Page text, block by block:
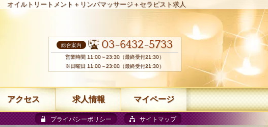
オイルトリートメント＋リンパマッサージ＋セラピスト求人
プライバシーポリシー サイトマップ
総合案内 03-6432-5733
営業時間 11:00～23:30（最終受付21:30）
※日曜日 11:00～23:00（最終受付21:30）
アクセス 求人情報 マイページ